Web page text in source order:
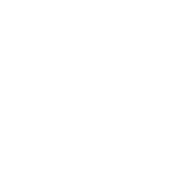
ต์ขายบ้าน รับจ้างโพสต์อสังห
น
โพสต์ เชื่อถือได้จริง รับโพสต์
การณ์กว่า20ปี ทีมงานมืออาชีพ